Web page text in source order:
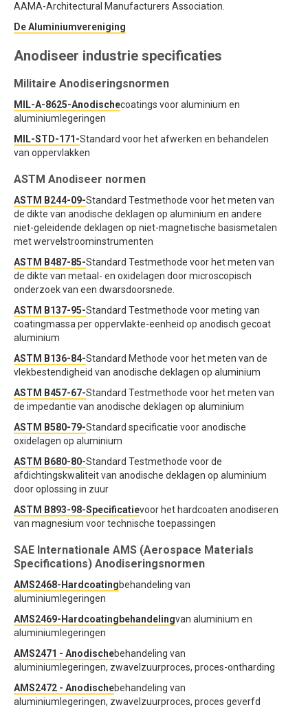
AAMA-Architectural Manufacturers Association.
De Aluminiumvereniging
Anodiseer industrie specificaties
Militaire Anodiseringsnormen
MIL-A-8625-Anodischecoatings voor aluminium en
aluminiumlegeringen
MIL-STD-171-Standard voor het afwerken en behandelen
van oppervlakken
ASTM Anodiseer normen
ASTM B244-09-Standard Testmethode voor het meten van
de dikte van anodische deklagen op aluminium en andere
niet-geleidende deklagen op niet-magnetische basismetalen
met wervelstroominstrumenten
ASTM B487-85-Standard Testmethode voor het meten van
de dikte van metaal- en oxidelagen door microscopisch
onderzoek van een dwarsdoorsnede.
ASTM B137-95-Standard Testmethode voor meting van
coatingmassa per oppervlakte-eenheid op anodisch gecoat
aluminium
ASTM B136-84-Standard Methode voor het meten van de
vlekbestendigheid van anodische deklagen op aluminium
ASTM B457-67-Standard Testmethode voor het meten van
de impedantie van anodische deklagen op aluminium
ASTM B580-79-Standard specificatie voor anodische
oxidelagen op aluminium
ASTM B680-80-Standard Testmethode voor de
afdichtingskwaliteit van anodische deklagen op aluminium
door oplossing in zuur
ASTM B893-98-Specificatievoor het hardcoaten anodiseren
van magnesium voor technische toepassingen
SAE Internationale AMS (Aerospace Materials
Specifications) Anodiseringsnormen
AMS2468-Hardcoatingbehandeling van
aluminiumlegeringen
AMS2469-Hardcoatingbehandelingvan aluminium en
aluminiumlegeringen
AMS2471 - Anodischebehandeling van
aluminiumlegeringen, zwavelzuurproces, proces-ontharding
AMS2472 - Anodischebehandeling van
aluminiumlegeringen, zwavelzuurproces, proces geverfd